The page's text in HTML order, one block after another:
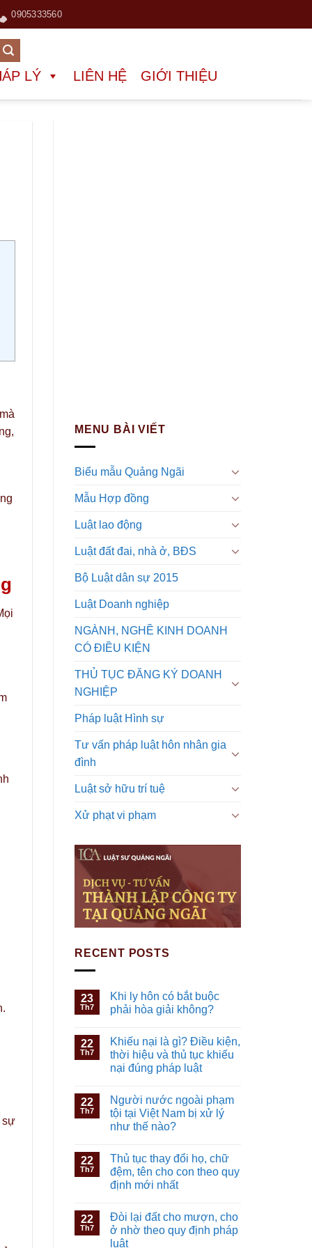
0905333560
LÝ LIÊN HỆ GIỚI THIỆU
sự
MENU BÀI VIẾT
Biểu mẫu Quảng Ngãi
Mẫu Hợp đồng
Luật lao động
Luật đất đai, nhà ở, BĐS
Bộ Luật dân sự 2015
Luật Doanh nghiệp
NGÀNH, NGHỀ KINH DOANH
CÓ ĐIỀU KIỆN
THỦ TỤC ĐĂNG KÝ DOANH
NGHIỆP
Pháp luật Hình sự
Tư vấn pháp luật hôn nhân gia
đình
Luật sở hữu trí tuệ
Xử phạt vi phạm
RECENT POSTS
23
Th7
Khi ly hôn có bắt buộc
phải hòa giải không?
22
Th7
Khiếu nại là gì? Điều kiện,
thời hiệu và thủ tục khiếu
nại đúng pháp luật
22
Th7
Người nước ngoài phạm
tội tại Việt Nam bị xử lý
như thế nào?
22
Th7
Thủ tục thay đổi họ, chữ
đệm, tên cho con theo quy
định mới nhất
22
Th7
Đòi lại đất cho mượn, cho
ở nhờ theo quy định pháp
luật